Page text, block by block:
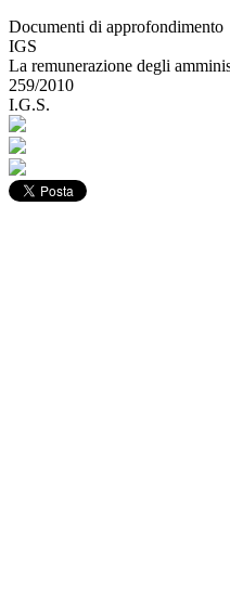
Documenti di approfondimento
IGS
La remunerazione degli
259/2010
I.G.S.